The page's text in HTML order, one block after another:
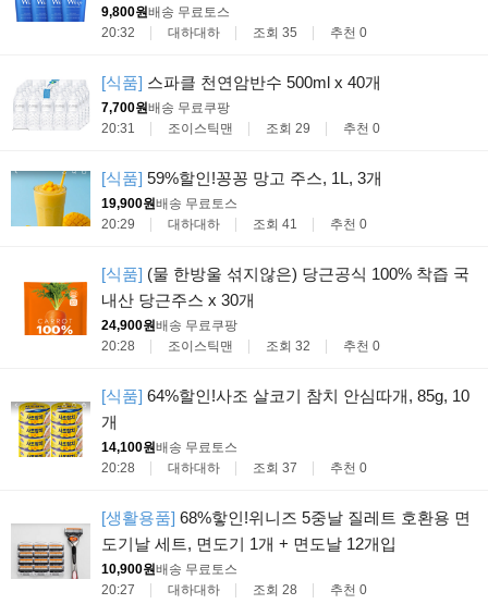
9,800원배송 무료토스
20:32
대하대하 조회 35 추천 0
[식품] 스파클 천연암반수 500ml x 40개
7,700원배송 무료쿠팡
20:31
조이스틱맨 조회 29 추천 0
[식품] 59%할인!꽁꽁 망고 주스, 1L, 3개
19,900원배송 무료토스
20:29
대하대하 조회 41 추천 0
[식품] (물 한방울 섞지않은) 당근공식 100% 착즙 국
내산 당근주스 x 30개
24,900원배송 무료쿠팡
20:28
조이스틱맨 조회 32 추천 0
[식품] 64%할인!사조 살코기 참치 안심따개, 85g, 10
개
14,100원배송 무료토스
20:28
대하대하 조회 37 추천 0
[생활용품] 68%핳인!위니즈 5중날 질레트 호환용 면
도기날 세트, 면도기 1개 + 면도날 12개입
10,900원배송 무료토스
20:27
대하대하 조회 28 추천 0